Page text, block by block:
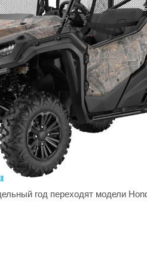
год переходят модели